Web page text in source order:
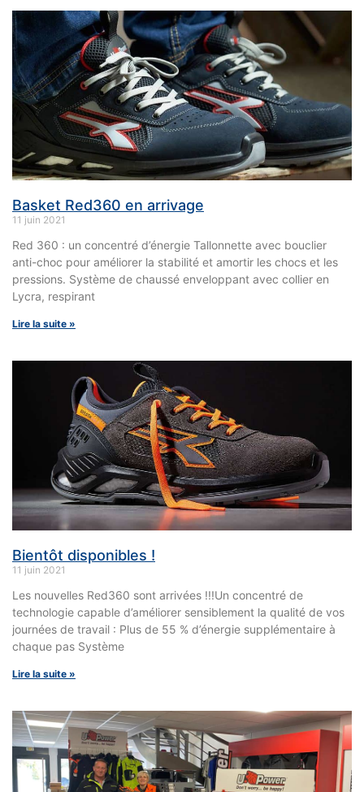
Basket Red360 en arrivage
11 juin 2021
Red 360 : un concentré d’énergie Tallonnette avec bouclier
anti-choc pour améliorer la stabilité et amortir les chocs et les
pressions. Système de chaussé enveloppant avec collier en
Lycra, respirant
Lire la suite »
Bientôt disponibles !
11 juin 2021
Les nouvelles Red360 sont arrivées !!!Un concentré de
technologie capable d’améliorer sensiblement la qualité de vos
journées de travail : Plus de 55 % d’énergie supplémentaire à
chaque pas Système
Lire la suite »